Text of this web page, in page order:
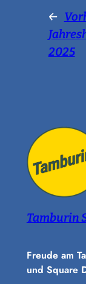
←
2025
Tamburin
Freude am
und Square